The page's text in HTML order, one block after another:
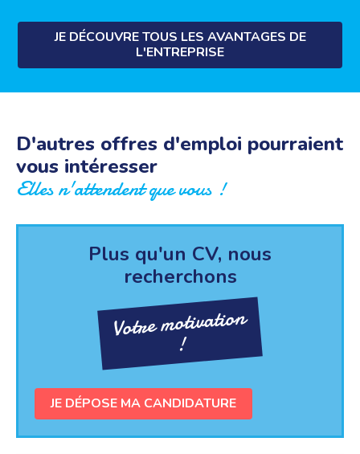
JE DÉCOUVRE TOUS LES AVANTAGES DE
L'ENTREPRISE
D'autres offres d'emploi pourraient
vous intéresser
Elles n'attendent que vous !
Plus qu'un CV, nous
recherchons
Votre motivation
!
JE DÉPOSE MA CANDIDATURE